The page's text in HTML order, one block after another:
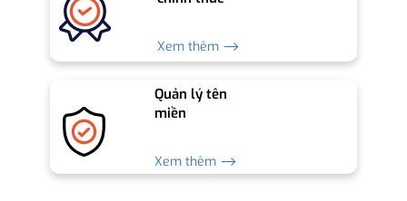
Xem thêm ⟶
Quản lý tên
miền
Xem thêm ⟶